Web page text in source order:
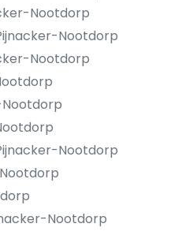
Nootdorp
Nootdorp
Nootdorp
Nootdorp
Nootdorp